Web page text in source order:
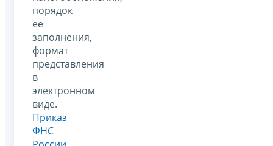
порядок
ее
заполнения,
формат
представления
в
электронном
виде.
Приказ
ФНС